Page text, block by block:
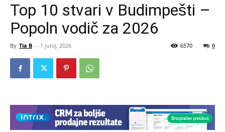
Top 10 stvari v Budimpešti –
Popoln vodič za 2026
By Tia B - 1 junij, 2026 0
6570